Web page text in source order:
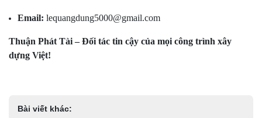
Email: lequangdung5000@gmail.com
Thuận Phát Tài – Đối tác tin cậy của mọi công trình xây
dựng Việt!
Bài viết khác: